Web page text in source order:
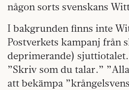
någon sorts svenskans
I bakgrunden finns inte
Postverkets kampanj från
deprimerande)
”Skriv som du talar.”
att bekämpa